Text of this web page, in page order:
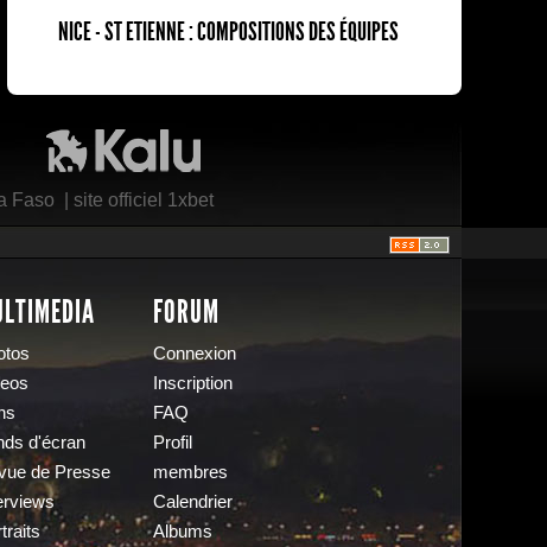
NICE - ST ETIENNE : COMPOSITIONS DES ÉQUIPES
Faso site officiel 1xbet
d'écran
de Presse
FORUM
Connexion
Inscription
FAQ
Profil
membres
Calendrier
Albums